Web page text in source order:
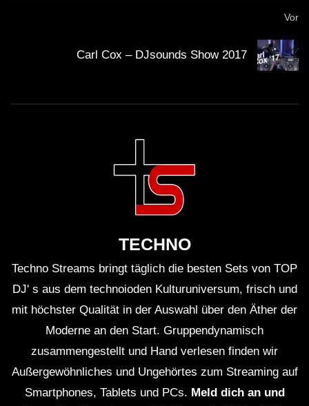
Vor
Carl Cox – DJsounds Show 2017
TECHNO
Techno Streams bringt täglich die besten Sets von TOP
DJ' s aus dem technoioden Kulturuniversum, frisch und
mit höchster Qualität in der Auswahl über den Äther der
Moderne an den Start. Gruppendynamisch
zusammengestellt und Hand verlesen finden wir
Außergewöhnliches und Ungehörtes zum Streaming auf
Smartphones, Tablets und PCs. Meld dich an und